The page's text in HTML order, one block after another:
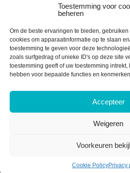
Toestemming voor
beheren
Om de beste ervaringen te bieden,
cookies om apparaatinformatie op te slaan
toestemming te geven voor deze
zoals surfgedrag of unieke ID's op deze site
toestemming geeft of uw toestemming
hebben voor bepaalde functies en
Accepteer
Weigeren
Voorkeuren
Cookie PolicyPrivacy
Productverzorging
Cookiebeleid (EU)
Algemene
Privacy